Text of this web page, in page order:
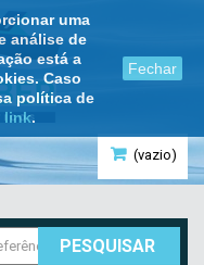
uma
análise de
está a
Caso
política de
link.
Fechar
(vazio)
PESQUISAR